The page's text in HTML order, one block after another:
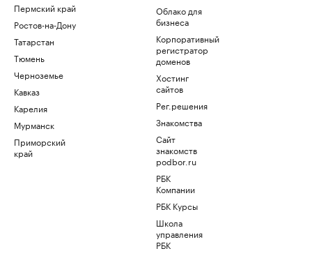
Пермский край
Ростов-на-Дону
Татарстан
Тюмень
Черноземье
Кавказ
Карелия
Мурманск
Приморский
край
Облако для
бизнеса
Корпоративный
регистратор
доменов
Хостинг
сайтов
Рег.решения
Знакомства
Сайт
знакомств
podbor.ru
РБК
Компании
РБК Курсы
Школа
управления
РБК